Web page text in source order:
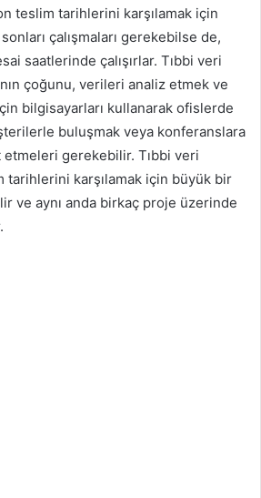
teslim tarihlerini karşılamak için
çalışmaları gerekebilse de,
saatlerinde çalışırlar. Tıbbi veri
çoğunu, verileri analiz etmek ve
bilgisayarları kullanarak ofislerde
buluşmak veya konferanslara
etmeleri gerekebilir. Tıbbi veri
tarihlerini karşılamak için büyük bir
ve aynı anda birkaç proje üzerinde